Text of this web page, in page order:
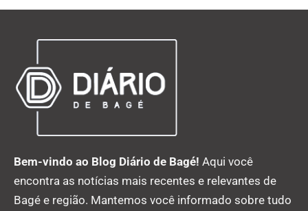
Bem-vindo ao Blog Diário de Bagé! Aqui você
encontra as notícias mais recentes e relevantes de
Bagé e região. Mantemos você informado sobre tudo